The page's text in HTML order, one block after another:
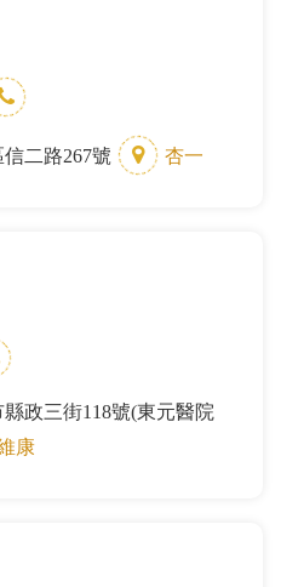
二路267號 杏一
政三街118號(東元醫院
康